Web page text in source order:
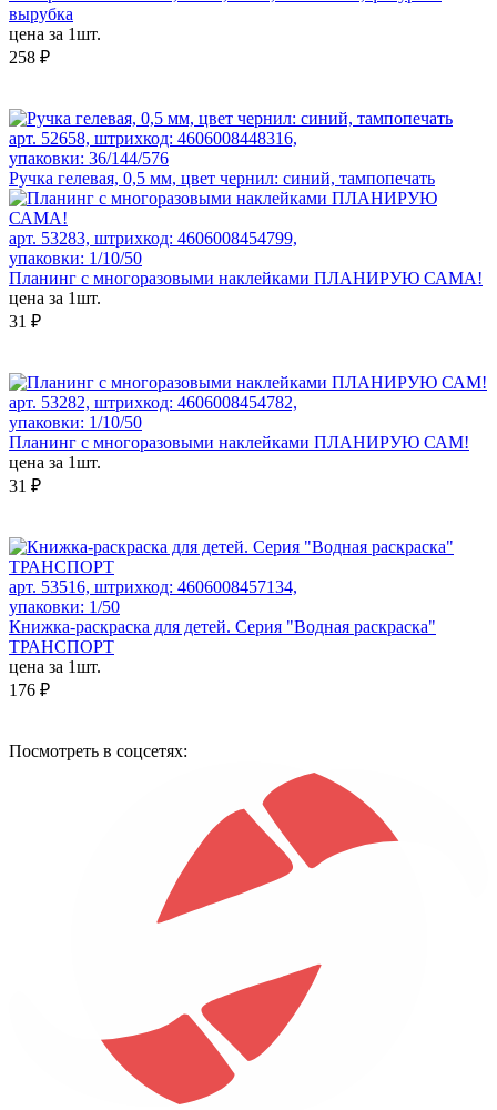
вырубка
цена за 1шт.
258 ₽
арт. 52658, штрихкод: 4606008448316,
упаковки: 36/144/576
Ручка гелевая, 0,5 мм, цвет чернил: синий, тампопечать
арт. 53283, штрихкод: 4606008454799,
упаковки: 1/10/50
Планинг с многоразовыми наклейками ПЛАНИРУЮ САМА!
цена за 1шт.
31 ₽
арт. 53282, штрихкод: 4606008454782,
упаковки: 1/10/50
Планинг с многоразовыми наклейками ПЛАНИРУЮ САМ!
цена за 1шт.
31 ₽
арт. 53516, штрихкод: 4606008457134,
упаковки: 1/50
Книжка-раскраска для детей. Серия "Водная раскраска"
ТРАНСПОРТ
цена за 1шт.
176 ₽
Посмотреть в соцсетях: